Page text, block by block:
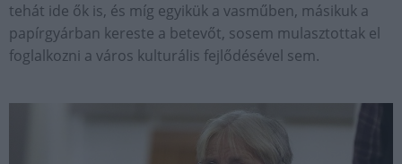
tehát ide ők is, és míg egyikük a vasműben, másikuk a
papírgyárban kereste a betevőt, sosem mulasztottak el
foglalkozni a város kulturális fejlődésével sem.